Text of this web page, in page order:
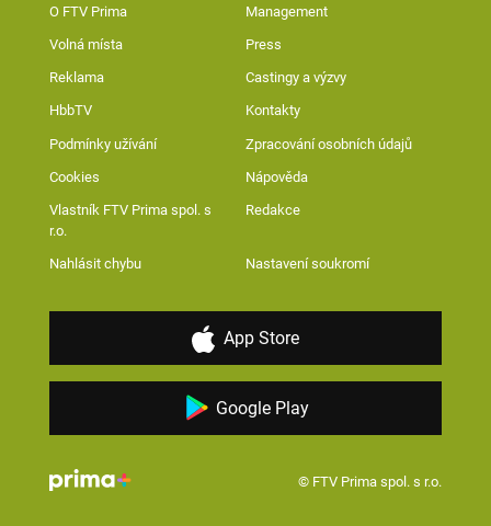
O FTV Prima Management
Volná místa Press
Reklama Castingy a výzvy
HbbTV Kontakty
Podmínky užívání Zpracování osobních údajů
Cookies Nápověda
Vlastník FTV Prima spol. s
r.o.
Redakce
Nahlásit chybu Nastavení soukromí
App Store
Google Play
© FTV Prima spol. s r.o.